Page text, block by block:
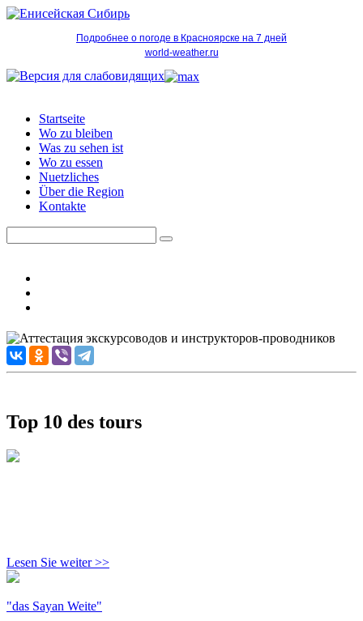
Подробнее о погоде в Красноярске на 7 дней
world-weather.ru
Startseite
Wo zu bleiben
Was zu sehen ist
Wo zu essen
Nuetzliches
Über die Region
Kontakte
Top 10 des tours
Lesen Sie weiter >>
"das Sayan Weite"